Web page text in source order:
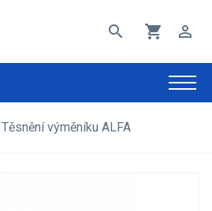
search shopping_cart perm_identity
Těsnění výměníku ALFA